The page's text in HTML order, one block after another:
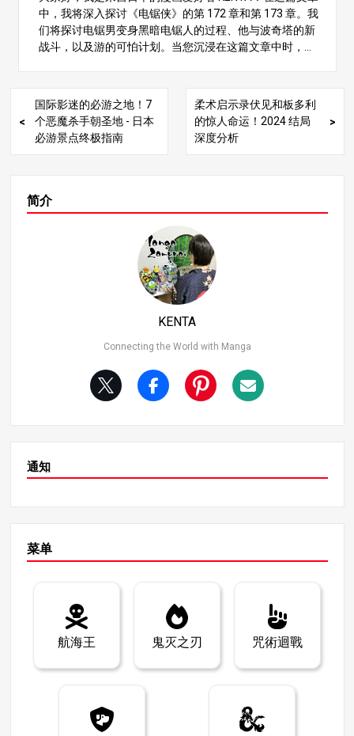
这凸显了难以想象的破坏规模。因此，“野兽魔鬼 “的定位
不仅仅是一个魔鬼，而是一种类似于现实世界中核武器的
力量。 3.兽魔的肉体及其影响 兽魔的肉体象征着他所带来
的恐惧。这种强大的恶魔之肉可以增强其他恶魔的力量，
势，有助于追踪野兽恶魔的位置。 一旦血肉的重量超过 6.
4 千克，它就会开始向本体移动，促使魔鬼猎人疯狂地收
集血肉。通过这种方式，兽魔不仅通过他的存在，还通过
的尸体已被各国秘密分割处理。美国、中国和苏联等国分
间，各国利用 “兽魔 “的力量进行国际操纵。值得注意的
是，美国总统试图与野兽恶魔签订契约，这增加了故事的
紧张感。以美国的整个寿命作为利用兽魔力量的代价，这
一设定象征着为利用兽魔的强大能力而做出的牺牲。 5.野
兽恶魔与电锯侠的关系 野兽恶魔和电锯侠之间的关系是故
事的重要元素。电锯侠（电锯惊魂）深刻理解兽魔的存在
用其他各种恶魔的力量来对抗野兽恶魔。 特别是在兽魔复
活的场景中，他那压倒性的破坏力得到了展现，突出了与
电二的对比。在与兽魔的战斗中，丹吉不断成长，并加深
了与盟友的感情。 6.兽魔的最后时刻及其影响 在故事的高
度。 兽魔的存在在整个叙事中象征着恐惧和威胁，他的行
的存在，我们就能深入故事的各个层面。我鼓励大家通过
中，我将深入探讨《电锯侠》的第 172 章和第 173 章。我
们将探讨电锯男变身黑暗电锯人的过程、他与波奇塔的新
战斗，以及游的可怕计划。当您沉浸在这篇文章中时，您
《电锯人》故事情节的重大转变。其中最引人注目的发展
是黑暗电锯人的出现。在第 171 章的最后时刻，丹吉变身
黑暗电锯侠拯救世界，瞬间制服了强大的魔鬼，改变了故
事的走向。 公共安全魔鬼猎人意识到黑暗电锯人拥有 “抹
种通过吞噬实体将其从存在中抹去的能力，即使在电锯人
之前的能力中也是独一无二的。 黑暗电锯人压倒性的战斗
力 在第 172 章的开头，公共安全特别第五课的队员们悄悄
地接近了黑暗电锯侠。然而，黑暗电锯人瞬间出手，将其
中一人斩首，展示了其压倒性的战斗力。特别 5 处的魔鬼
和恶魔一个接一个地倒在了黑暗电锯人的脚下，导致特别
6 处出动。 特 6 师发动了大规模攻击，炸毁了一座大楼，
外，他还展现出惊人的再生能力，通过吞噬耳魔来治愈自
己的伤口，迅速反击任何攻击。 抹去存在的力量及其后果
电锯人如何吞噬耳魔，使 “耳朵 “这个概念从世界上消失。
这种能力以前只是一带而过，现在却在故事中得到了生动
耳朵的消失，并根据这一转变制定了新的策略。耳朵的消
失使交流变得困难，声音变得几乎听不见。为此，公安部
人，为章鱼魔鬼制服他创造了机会。在这个过程中，黑暗
电锯人被迫反噬耳朵恶魔，使耳朵重新出现。 虽然镜像恶
界的概念可能会让一些粉丝想起《奇异冒险》中的站立能
力，从而引发读者的讨论。 电锯侠的力量与故事的未来 电
锯侠的故事一直暗示着他所吞噬的任何东西都会消失，但
最近的章节对这种力量进行了具体描写。黑暗电锯侠拥有
复活的恶魔可能会带来新的威胁。此外，基加决定引出黑
暗电锯人背后的原因暗示了一个更深层次的、可能改变世
国际影迷的必游之地！7
个恶魔杀手朝圣地 - 日本
必游景点终极指南
柔术启示录伏见和板多利
的惊人命运！2024 结局
深度分析
简介
KENTA
Connecting the World with Manga
通知
菜单
航海王 鬼灭之刃 咒術迴戰